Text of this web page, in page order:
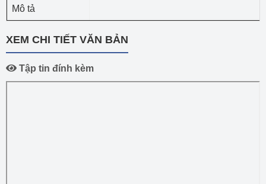
Mô tả
XEM CHI TIẾT VĂN BẢN
Tập tin đính kèm